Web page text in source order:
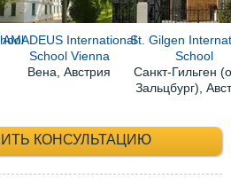
AMADEUS International
School Vienna
Вена, Австрия
St. Gilgen
School
Санкт-Гильген
Зальцбург),
КОНСУЛЬТАЦИЮ
+7 (495) 660-35-